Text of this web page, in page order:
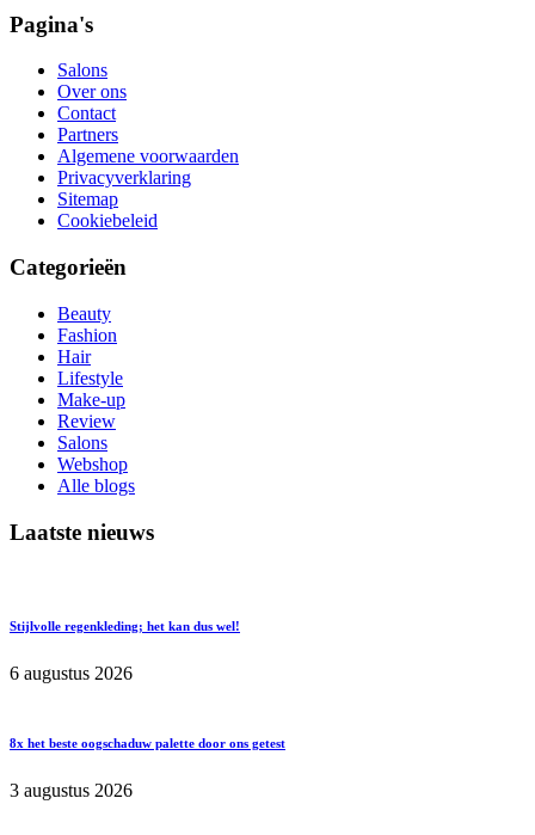
Pagina's
Salons
Over ons
Contact
Partners
Algemene voorwaarden
Privacyverklaring
Sitemap
Cookiebeleid
Categorieën
Beauty
Fashion
Hair
Lifestyle
Make-up
Review
Salons
Webshop
Alle blogs
Laatste nieuws
Stijlvolle regenkleding; het kan dus wel!
6 augustus 2026
8x het beste oogschaduw palette door ons getest
3 augustus 2026